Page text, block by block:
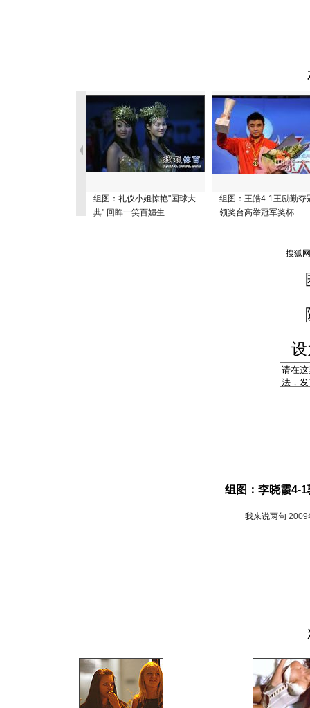
组图：礼仪小姐惊艳"国球大
典" 回眸一笑百媚生
组图：王皓4-1王励勤夺
领奖台高举冠军奖杯
组图：李晓霞4-
我来说两句 2009